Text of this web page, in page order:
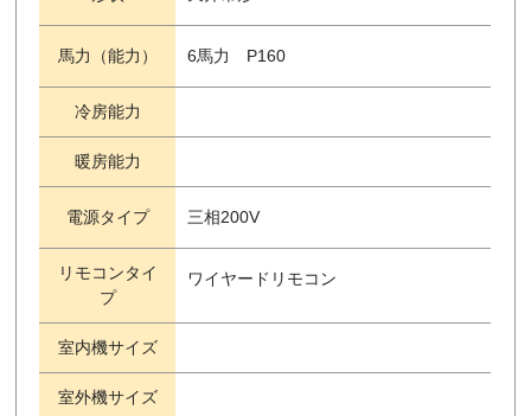
馬力（能力） 6馬力 P160
冷房能力
暖房能力
電源タイプ 三相200V
リモコンタイ
プ
ワイヤードリモコン
室内機サイズ
室外機サイズ